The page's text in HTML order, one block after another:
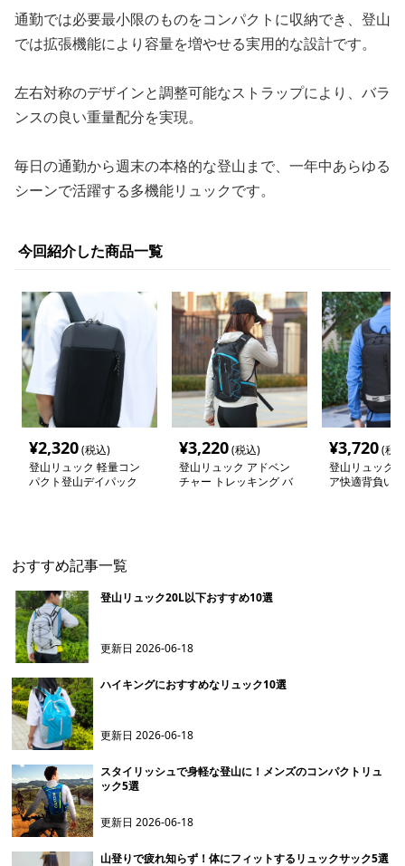
通勤では必要最小限のものをコンパクトに収納でき、登山
では拡張機能により容量を増やせる実用的な設計です。
左右対称のデザインと調整可能なストラップにより、バラ
ンスの良い重量配分を実現。
毎日の通勤から週末の本格的な登山まで、一年中あらゆる
シーンで活躍する多機能リュックです。
今回紹介した商品一覧
¥2,320(税込)
登山リュック 軽量コン
パクト登山デイパック
¥3,220(税込)
登山リュック アドベン
チャー トレッキング バ
¥3,720(税
登山リュック
ア快適背負い
おすすめ記事一覧
登山リュック20L以下おすすめ10選
更新日2026-06-18
ハイキングにおすすめなリュック10選
更新日2026-06-18
スタイリッシュで身軽な登山に！メンズのコンパクトリュ
ック5選
更新日2026-06-18
山登りで疲れ知らず！体にフィットするリュックサック5選